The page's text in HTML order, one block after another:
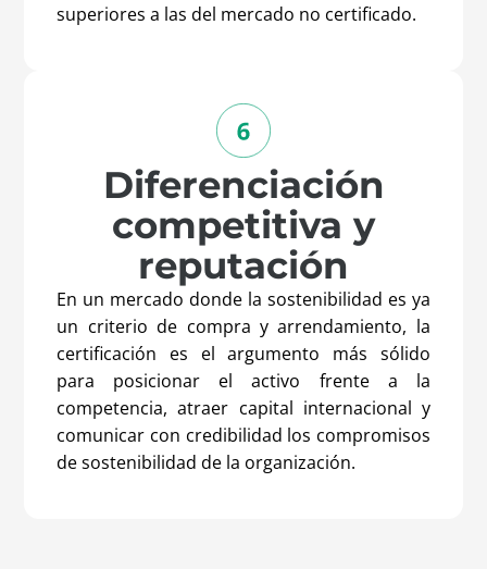
superiores a las del mercado no certificado.
Diferenciación
competitiva y
reputación
En un mercado donde la sostenibilidad es ya
un criterio de compra y arrendamiento, la
certificación es el argumento más sólido
para posicionar el activo frente a la
competencia, atraer capital internacional y
comunicar con credibilidad los compromisos
de sostenibilidad de la organización.